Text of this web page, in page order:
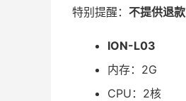
特别提醒： 不提供退款
ION-L03
内存：2G
CPU：2核